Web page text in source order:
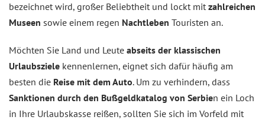
bezeichnet wird, großer Beliebtheit und lockt mit zahlreichen
Museen sowie einem regen Nachtleben Touristen an.
Möchten Sie Land und Leute abseits der klassischen
Urlaubsziele kennenlernen, eignet sich dafür häufig am
besten die Reise mit dem Auto. Um zu verhindern, dass
Sanktionen durch den Bußgeldkatalog von Serbien ein Loch
in Ihre Urlaubskasse reißen, sollten Sie sich im Vorfeld mit